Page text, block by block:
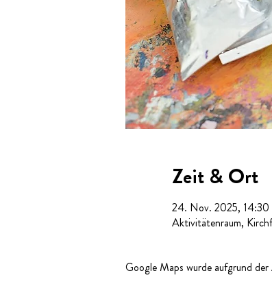
Zeit & Ort
24. Nov. 2025, 14:30
Aktivitätenraum,
Google Maps wurde aufgrund